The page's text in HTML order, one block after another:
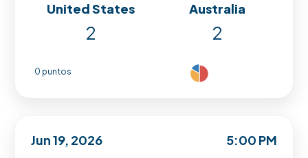
United States Australia
2 2
0 puntos
Jun 19, 2026 5:00 PM